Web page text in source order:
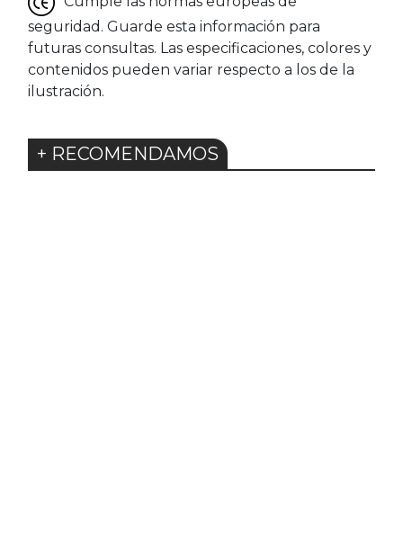
seguridad. Guarde esta información para
futuras consultas. Las especificaciones, colores y
contenidos pueden variar respecto a los de la
ilustración.
+ RECOMENDAMOS